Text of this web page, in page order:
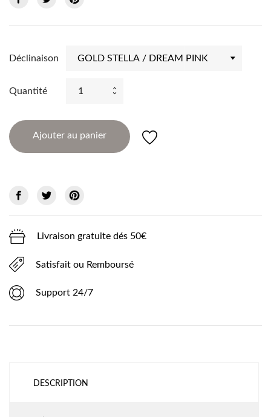
Déclinaison
Quantité
Ajouter au panier
Livraison gratuite dés 50€
Satisfait ou Remboursé
Support 24/7
DESCRIPTION